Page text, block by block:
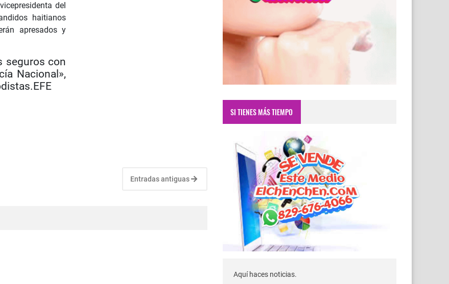
del
haitianos
apresados y
seguros con
Nacional»,
Entradas antiguas
SI TIENES MÁS TIEMPO
Aquí haces noticias.